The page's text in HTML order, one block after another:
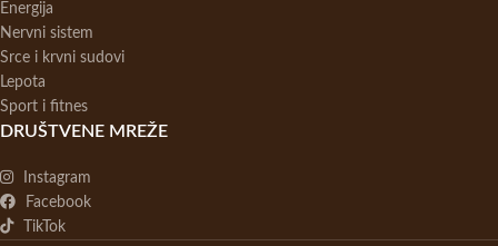
Energija
Nervni sistem
Srce i krvni sudovi
Lepota
Sport i fitnes
DRUŠTVENE MREŽE
Instagram
Facebook
TikTok